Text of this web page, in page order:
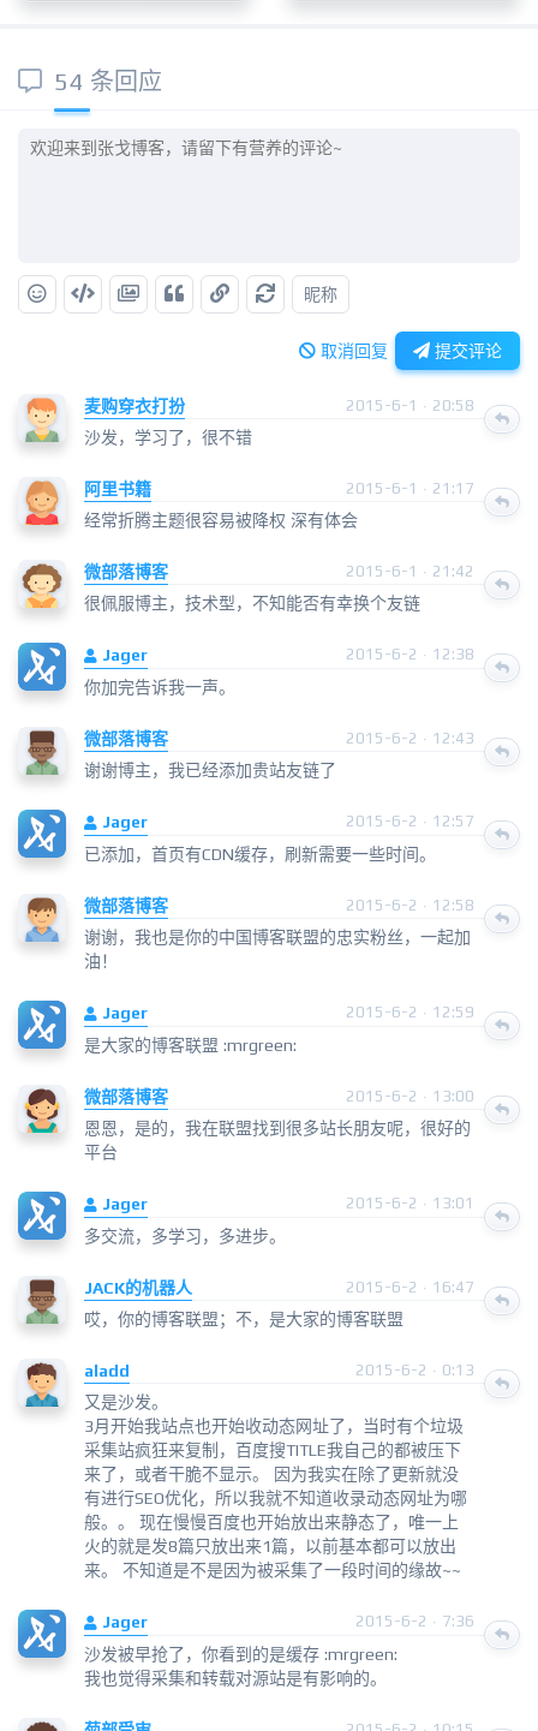
54 条回应
昵称
取消回复 提交评论
麦购穿衣打扮 2015-6-1 · 20:58
沙发，学习了，很不错
阿里书籍 2015-6-1 · 21:17
经常折腾主题很容易被降权 深有体会
微部落博客 2015-6-1 · 21:42
很佩服博主，技术型，不知能否有幸换个友链
Jager 2015-6-2 · 12:38
你加完告诉我一声。
微部落博客 2015-6-2 · 12:43
谢谢博主，我已经添加贵站友链了
Jager 2015-6-2 · 12:57
已添加，首页有CDN缓存，刷新需要一些时间。
微部落博客 2015-6-2 · 12:58
谢谢，我也是你的中国博客联盟的忠实粉丝，一起加
油！
Jager 2015-6-2 · 12:59
是大家的博客联盟 :mrgreen:
微部落博客 2015-6-2 · 13:00
恩恩，是的，我在联盟找到很多站长朋友呢，很好的
平台
Jager 2015-6-2 · 13:01
多交流，多学习，多进步。
JACK的机器人 2015-6-2 · 16:47
哎，你的博客联盟；不，是大家的博客联盟
aladd 2015-6-2 · 0:13
又是沙发。
3月开始我站点也开始收动态网址了，当时有个垃圾
采集站疯狂来复制，百度搜TITLE我自己的都被压下
来了，或者干脆不显示。 因为我实在除了更新就没
有进行SEO优化，所以我就不知道收录动态网址为哪
般。。 现在慢慢百度也开始放出来静态了，唯一上
火的就是发8篇只放出来1篇，以前基本都可以放出
来。 不知道是不是因为被采集了一段时间的缘故~~
Jager 2015-6-2 · 7:36
沙发被早抢了，你看到的是缓存 :mrgreen:
我也觉得采集和转载对源站是有影响的。